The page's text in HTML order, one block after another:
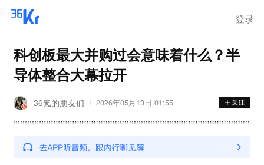
登录
科创板最大并购过会意味着什么？半
导体整合大幕拉开
36氪的朋友们 2026年05月13日 01:55